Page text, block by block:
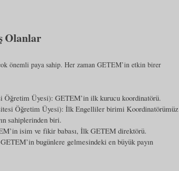
Olanlar
önemli paya sahip. Her zaman GETEM’in etkin birer
Üyesi): GETEM’in ilk kurucu koordinatörü.
Öğretim Üyesi): İlk Engelliler birimi Koordinatörümüz
sahiplerinden biri.
isim ve fikir babası, İlk GETEM direktörü.
bugünlere gelmesindeki en büyük payın